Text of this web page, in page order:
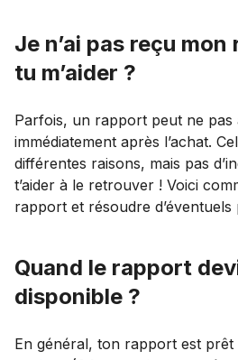
Je n’ai pas reçu
tu m’aider ?
Parfois, un rapport peut ne pas
immédiatement après l’achat.
différentes raisons, mais pas
t’aider à le retrouver ! Voici
rapport et résoudre d’éventuels
Quand le rapport
disponible ?
En général, ton rapport est prêt